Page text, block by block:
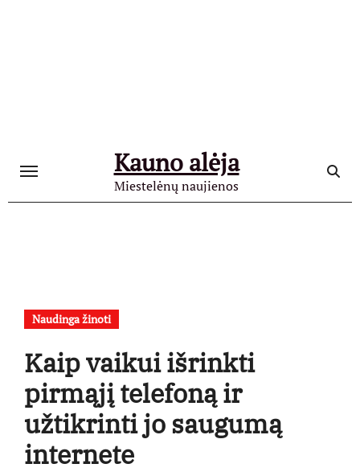
Kauno alėja
Miestelėnų naujienos
Naudinga žinoti
Kaip vaikui išrinkti
pirmąjį telefoną ir
užtikrinti jo saugumą
internete